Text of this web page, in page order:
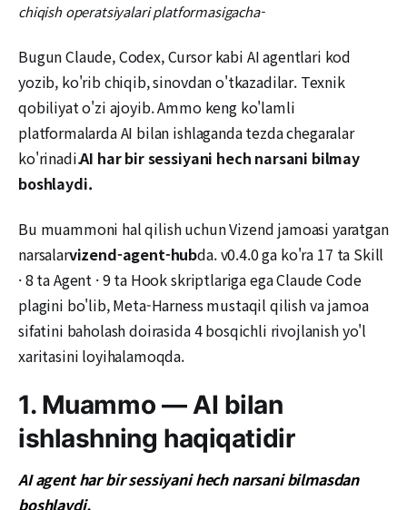
chiqish operatsiyalari platformasigacha-
Bugun Claude, Codex, Cursor kabi AI agentlari kod
yozib, ko'rib chiqib, sinovdan o'tkazadilar. Texnik
qobiliyat o'zi ajoyib. Ammo keng ko'lamli
platformalarda AI bilan ishlaganda tezda chegaralar
ko'rinadi.AI har bir sessiyani hech narsani bilmay
boshlaydi.
Bu muammoni hal qilish uchun Vizend jamoasi yaratgan
narsalarvizend-agent-hubda. v0.4.0 ga ko'ra 17 ta Skill
· 8 ta Agent · 9 ta Hook skriptlariga ega Claude Code
plagini bo'lib, Meta-Harness mustaqil qilish va jamoa
sifatini baholash doirasida 4 bosqichli rivojlanish yo'l
xaritasini loyihalamoqda.
1. Muammo — AI bilan
ishlashning haqiqatidir
AI agent har bir sessiyani hech narsani bilmasdan
boshlaydi.